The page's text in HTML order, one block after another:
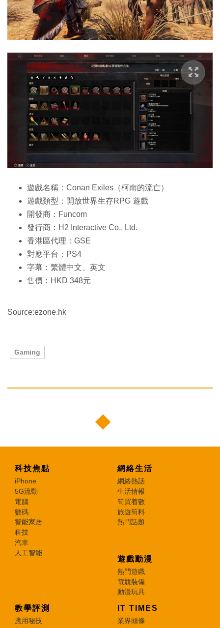
遊戲名稱：Conan Exiles（柯南的流亡）
遊戲類型：開放世界生存RPG 遊戲
開發商：Funcom
發行商：H2 Interactive Co., Ltd.
香港區代理：GSE
對應平台：PS4
字幕：繁體中文、英文
售價：HKD 348元
Source:ezone.hk
Gaming
科技焦點
iPhone
5G流動
電腦
數碼
智能家居
科技
汽車
人工智能
網絡生活
網絡熱話
生活情報
筍買着數
旅遊筍料
熱門話題
遊戲動漫
熱門遊戲
電競裝備
動漫玩具
教學評測
應用秘技
IT TIMES
業界頭條